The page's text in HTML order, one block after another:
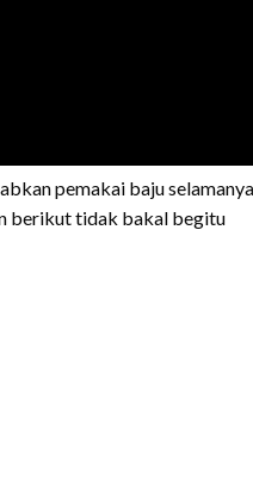
pemakai baju selamanya
berikut tidak bakal begitu